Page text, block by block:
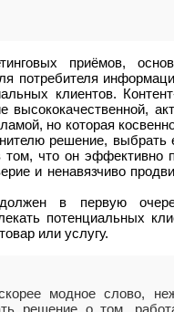
приёмов,
потребителя
клиентов.
высококачественной,
но которая
решение, выбрать
том, что он эффективно
и ненавязчиво
должен в первую
потенциальных
или услугу.
модное слово,